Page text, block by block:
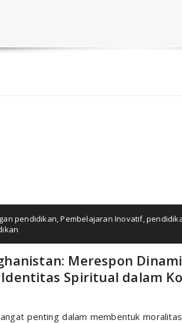
pendidikan,Pembelajaran Inovatif,
Merespon
Spiritual dalam
penting dalam membentuk